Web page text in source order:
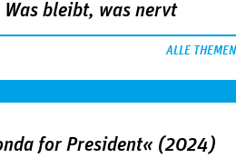
bleibt, was nervt
ALLE THEMEN
for President« (2024)